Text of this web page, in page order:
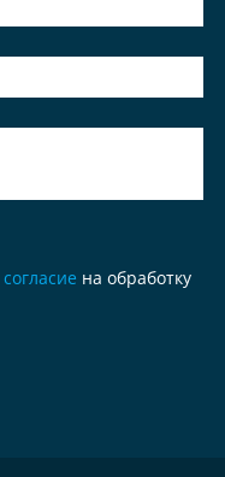
согласие на обработку